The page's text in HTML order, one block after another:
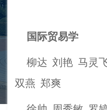
国际贸易学
柳达 刘艳 马灵
双燕 郑爽